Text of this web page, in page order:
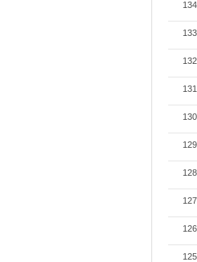
134
133
132
131
130
129
128
127
126
125